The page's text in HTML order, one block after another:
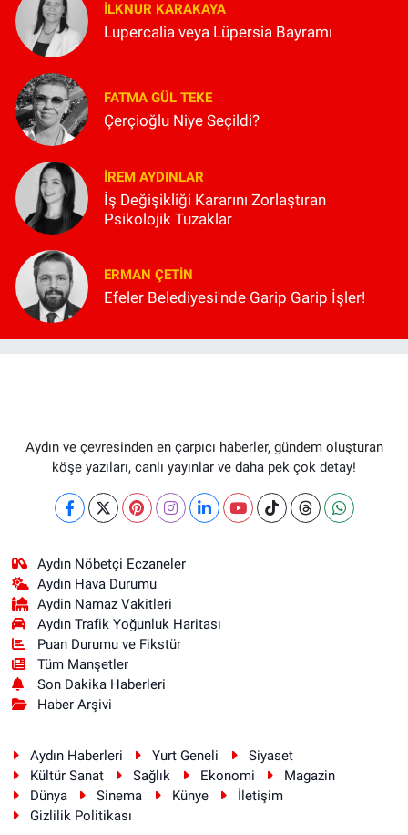
İLKNUR KARAKAYA
Lupercalia veya Lüpersia Bayramı
FATMA GÜL TEKE
Çerçioğlu Niye Seçildi?
İREM AYDINLAR
İş Değişikliği Kararını Zorlaştıran
Psikolojik Tuzaklar
ERMAN ÇETIN
Efeler Belediyesi'nde Garip Garip İşler!
Aydın ve çevresinden en çarpıcı haberler, gündem oluşturan
köşe yazıları, canlı yayınlar ve daha pek çok detay!
Aydın Nöbetçi Eczaneler
Aydın Hava Durumu
Aydin Namaz Vakitleri
Aydın Trafik Yoğunluk Haritası
Puan Durumu ve Fikstür
Tüm Manşetler
Son Dakika Haberleri
Haber Arşivi
Aydın Haberleri Yurt Geneli
Siyaset
Kültür Sanat
Sağlık Ekonomi
Magazin
Dünya
Sinema Künye
İletişim
Gizlilik Politikası